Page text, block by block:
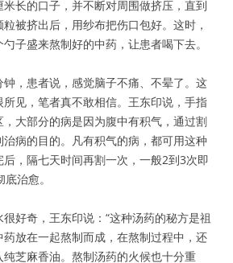
长的口子，并不断对周围做挤压，直到
被挤出后，用纱布把伤口包好。这时，
子盛来熬制好的中药，让患者喝下去。
，患者说，感觉脑子不痛、不晕了。这
见，笔者真不敢相信。王东印说，手指
大部分的病是因为腹中有积气，通过割
病的目的。凡有积气的病，都可用这种
，隔七天时间再割一次，一般2到3次即
治愈。
好奇，王东印说：“这种汤药的秘方是祖
放在一起熬制而成，在熬制过程中，还
芝麻香油。熬制汤药的火候也十分重